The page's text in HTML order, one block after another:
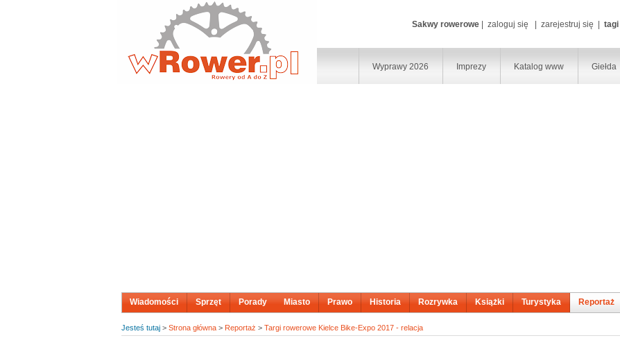
Sakwy rowerowe zaloguj się zarejestruj się tagi
Giełda
Katalog www
Imprezy
Wyprawy 2026
Wiadomości Sprzęt Porady Miasto Prawo Historia Rozrywka Książki Turystyka Reportaż
Jesteś tutaj > Strona główna > Reportaż > Targi rowerowe Kielce Bike-Expo 2017 - relacja